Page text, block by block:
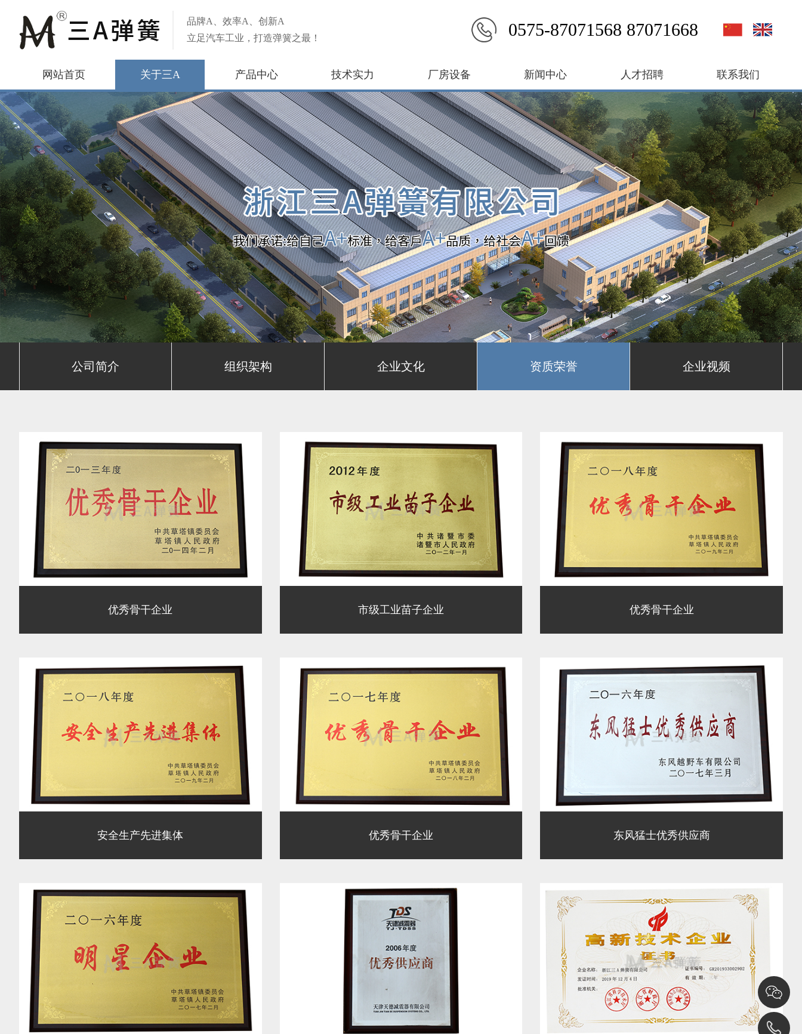
品牌A、效率A、创新A
立足汽车工业，打造弹簧之最！
0575-87071568 87071668
网站首页 关于三A 产品中心 技术实力 厂房设备 新闻中心 人才招聘 联系我们
公司简介 组织架构 企业文化 资质荣誉 企业视频
优秀骨干企业 市级工业苗子企业 优秀骨干企业
安全生产先进集体 优秀骨干企业 东风猛士优秀供应商